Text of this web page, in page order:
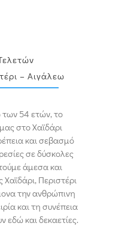
– Αιγάλεω
54 ετών, το
στο Χαϊδάρι
και σεβασμό
σε δύσκολες
άμεσα και
Χαϊδάρι, Περιστέρι
την ανθρώπινη
και τη συνέπεια
εδώ και δεκαετίες.